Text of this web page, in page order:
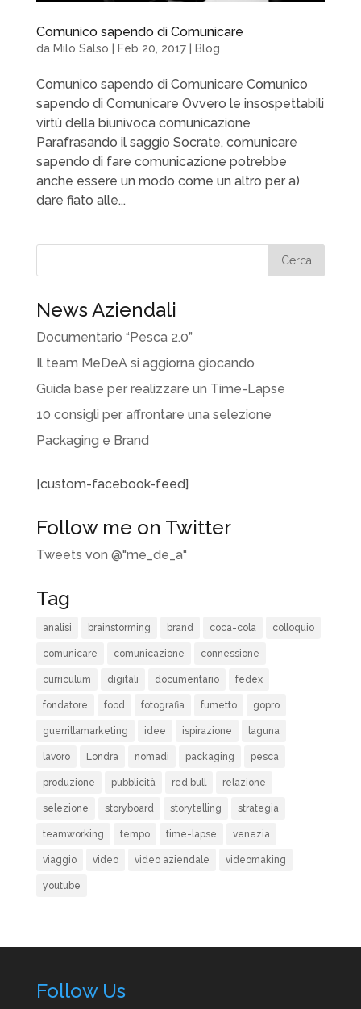
Comunico sapendo di Comunicare
da Milo Salso Feb 20, 2017| Blog
Comunico sapendo di Comunicare Comunico
sapendo di Comunicare Ovvero le insospettabili
virtù della biunivoca comunicazione
Parafrasando il saggio Socrate, comunicare
sapendo di fare comunicazione potrebbe
anche essere un modo come un altro per a)
dare fiato alle...
News Aziendali
Documentario “Pesca 2.0”
Il team MeDeA si aggiorna giocando
Guida base per realizzare un Time-Lapse
10 consigli per affrontare una selezione
Packaging e Brand
[custom-facebook-feed]
Follow me on Twitter
Tweets von @"me_de_a"
Tag
analisi brainstorming brand coca-cola colloquio
comunicare comunicazione connessione
curriculum digitali documentario fedex
fondatore food fotografia fumetto gopro
guerrillamarketing idee ispirazione laguna
lavoro Londra nomadi packaging pesca
produzione pubblicità red bull relazione
selezione storyboard storytelling strategia
teamworking tempo time-lapse venezia
viaggio video video aziendale videomaking
youtube
Follow Us